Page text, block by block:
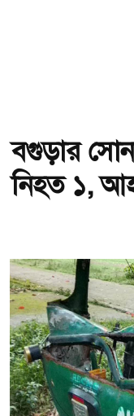
বগুড়ার
নিহত ১,